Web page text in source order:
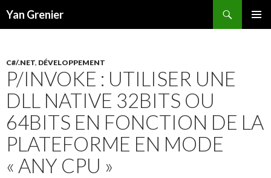
Yan Grenier
C#/.NET, DÉVELOPPEMENT
P/INVOKE : UTILISER UNE
DLL NATIVE 32BITS OU
64BITS EN FONCTION DE LA
PLATEFORME EN MODE
« ANY CPU »